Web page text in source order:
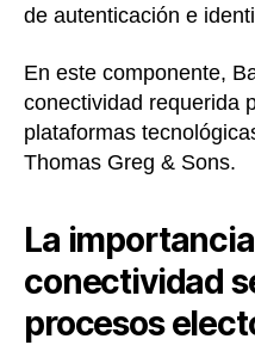
de autenticación e
En este componente,
conectividad requerida
plataformas
Thomas Greg & Sons.
La
conectividad
procesos